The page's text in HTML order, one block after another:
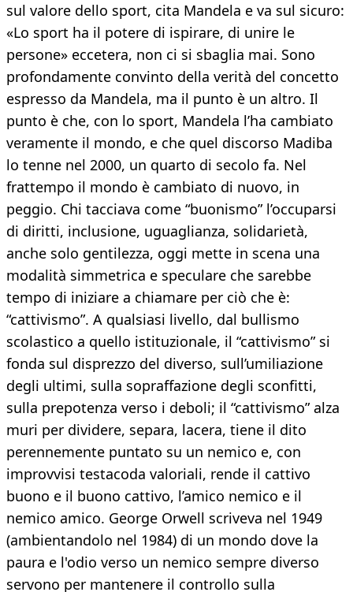
sul valore dello sport, cita Mandela e va sul sicuro:
«Lo sport ha il potere di ispirare, di unire le
persone» eccetera, non ci si sbaglia mai. Sono
profondamente convinto della verità del concetto
espresso da Mandela, ma il punto è un altro. Il
punto è che, con lo sport, Mandela l’ha cambiato
veramente il mondo, e che quel discorso Madiba
lo tenne nel 2000, un quarto di secolo fa. Nel
frattempo il mondo è cambiato di nuovo, in
peggio. Chi tacciava come “buonismo” l’occuparsi
di diritti, inclusione, uguaglianza, solidarietà,
anche solo gentilezza, oggi mette in scena una
modalità simmetrica e speculare che sarebbe
tempo di iniziare a chiamare per ciò che è:
“cattivismo”. A qualsiasi livello, dal bullismo
scolastico a quello istituzionale, il “cattivismo” si
fonda sul disprezzo del diverso, sull’umiliazione
degli ultimi, sulla sopraffazione degli sconfitti,
sulla prepotenza verso i deboli; il “cattivismo” alza
muri per dividere, separa, lacera, tiene il dito
perennemente puntato su un nemico e, con
improvvisi testacoda valoriali, rende il cattivo
buono e il buono cattivo, l’amico nemico e il
nemico amico. George Orwell scriveva nel 1949
(ambientandolo nel 1984) di un mondo dove la
paura e l'odio verso un nemico sempre diverso
servono per mantenere il controllo sulla